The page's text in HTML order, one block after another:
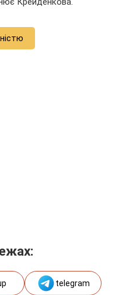
telegram